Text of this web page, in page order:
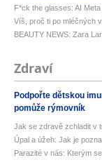
F*ck the glasses: AI
Víš, proč ti po mléčných
BEAUTY NEWS: Zara
Zdraví
Podpořte dětskou
pomůže rýmovník
Jak se zdravě zchladit v
Úpal a úžeh: Jak je
Parazité v nás: Kterým